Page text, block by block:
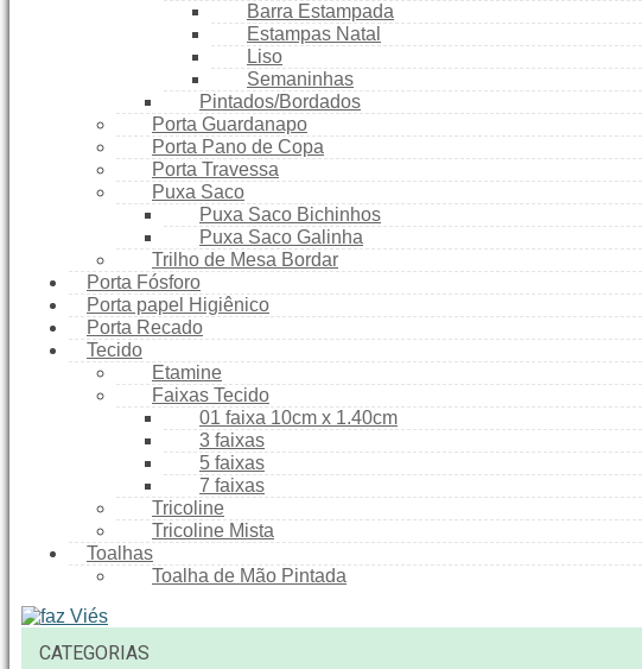
Barra Estampada
Estampas Natal
Liso
Semaninhas
Pintados/Bordados
Porta Guardanapo
Porta Pano de Copa
Porta Travessa
Puxa Saco
Puxa Saco Bichinhos
Puxa Saco Galinha
Trilho de Mesa Bordar
Porta Fósforo
Porta papel Higiênico
Porta Recado
Tecido
Etamine
Faixas Tecido
01 faixa 10cm x 1.40cm
3 faixas
5 faixas
7 faixas
Tricoline
Tricoline Mista
Toalhas
Toalha de Mão Pintada
CATEGORIAS